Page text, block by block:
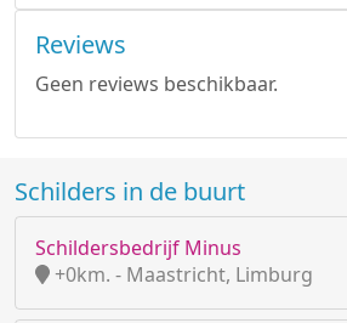
Reviews
Geen reviews beschikbaar.
Schilders in de buurt
Schildersbedrijf Minus
+0km. - Maastricht, Limburg